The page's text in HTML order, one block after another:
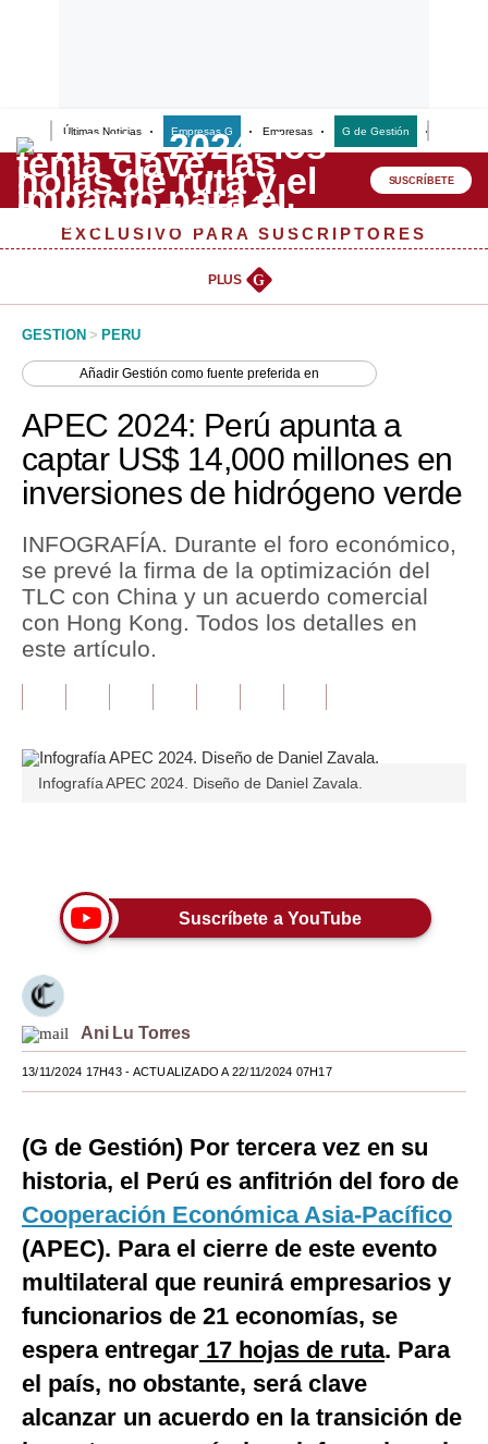
Últimas Noticias Empresas G Empresas G de Gestión
Lo último
Peru Quiosco
Management & Empleo
Perú
Política
Finanzas Personales
Inmobiliarias
Plus G
Pregunta de hoy
Lujo
Moda
Estilos
Mundo
EEUU
México
España
Tecnología
Club del Suscriptor
SUSCRÍBETE
EXCLUSIVO PARA SUSCRIPTORES
PLUS G
GESTION > PERU
AñadirGestión como fuente preferida en
APEC 2024: Perú apunta a
captar US$ 14,000 millones en
inversiones de hidrógeno verde
INFOGRAFÍA. Durante el foro económico,
se prevé la firma de la optimización del
TLC con China y un acuerdo comercial
con Hong Kong. Todos los detalles en
este artículo.
Infografía APEC 2024. Diseño de Daniel Zavala.
Suscríbete a YouTube
Ani Lu Torres
13/11/2024 17H43- ACTUALIZADO A 22/11/2024 07H17
(G de Gestión) Por tercera vez en su
historia, el Perú es anfitrión del foro de
Cooperación Económica Asia-Pacífico
(APEC). Para el cierre de este evento
multilateral que reunirá empresarios y
funcionarios de 21 economías, se
espera entregar 17 hojas de ruta. Para
el país, no obstante, será clave
alcanzar un acuerdo en la transición de